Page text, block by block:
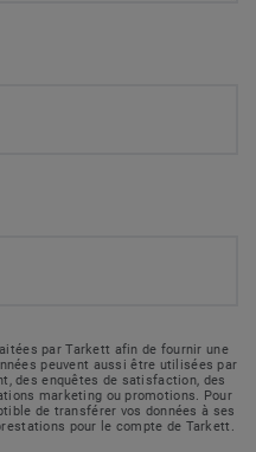
par Tarkett afin de fournir une
peuvent aussi être utilisées par
des enquêtes de satisfaction, des
marketing ou promotions. Pour
de transférer vos données à ses
pour le compte de Tarkett.